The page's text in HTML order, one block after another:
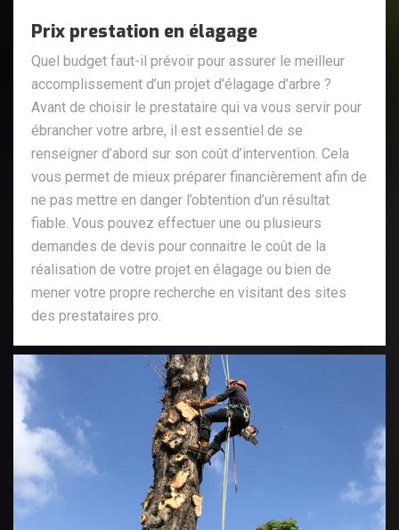
Prix prestation en élagage
Quel budget faut-il prévoir pour assurer le meilleur
accomplissement d’un projet d’élagage d’arbre ?
Avant de choisir le prestataire qui va vous servir pour
ébrancher votre arbre, il est essentiel de se
renseigner d’abord sur son coût d’intervention. Cela
vous permet de mieux préparer financièrement afin de
ne pas mettre en danger l’obtention d’un résultat
fiable. Vous pouvez effectuer une ou plusieurs
demandes de devis pour connaitre le coût de la
réalisation de votre projet en élagage ou bien de
mener votre propre recherche en visitant des sites
des prestataires pro.